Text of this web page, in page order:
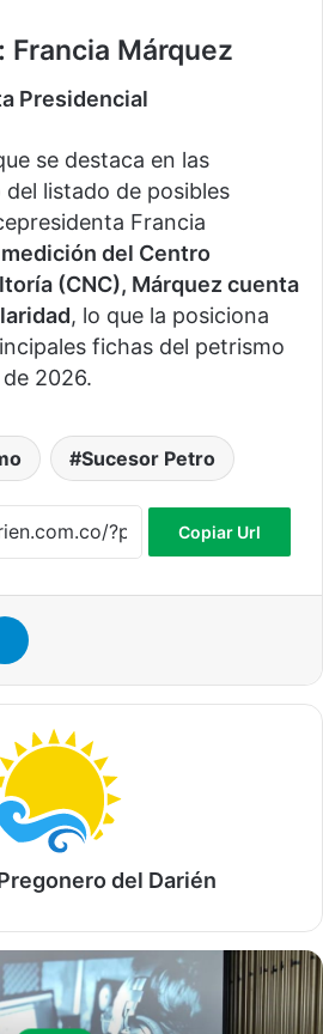
Francia Márquez
Presidencial
se destaca en las
listado de posibles
Francia
del Centro
(CNC), Márquez cuenta
, lo que la posiciona
fichas del petrismo
2026.
Sucesor Petro
Copiar Url
del Darién